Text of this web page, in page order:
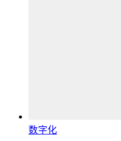
数字化